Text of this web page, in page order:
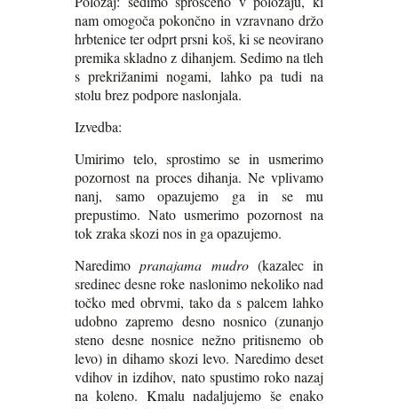
nam omogoča pokončno in vzravnano držo
hrbtenice ter odprt prsni koš, ki se neovirano
premika skladno z dihanjem. Sedimo na tleh
s prekrižanimi nogami, lahko pa tudi na
stolu brez podpore naslonjala.
Izvedba:
Umirimo telo, sprostimo se in usmerimo
pozornost na proces dihanja. Ne vplivamo
nanj, samo opazujemo ga in se mu
prepustimo. Nato usmerimo pozornost na
tok zraka skozi nos in ga opazujemo.
Naredimopranajama mudro(kazalec in
sredinec desne roke naslonimo nekoliko nad
točko med obrvmi, tako da s palcem lahko
udobno zapremo desno nosnico (zunanjo
steno desne nosnice nežno pritisnemo ob
levo) in dihamo skozi levo. Naredimo deset
vdihov in izdihov, nato spustimo roko nazaj
na koleno. Kmalu nadaljujemo še enako